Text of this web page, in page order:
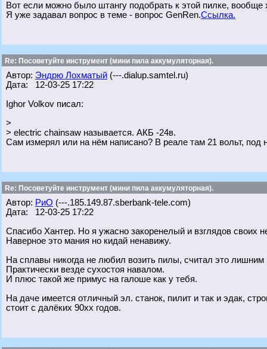
Вот если можно было штангу подобрать к этой пилке,
Я уже задавал вопрос в теме - вопрос GenRen.Ссылка.
Re: Посоветуйте инструмент (мини пила аккумуляторная).
Автор: Эндрю Лохматый (---.dialup.samtel.ru)
Дата: 12-03-25 17:22
Ighor Volkov писал:
>
> electric chainsaw называется. АКБ -24в.
Сам измерял или на нём написано? В реале там 21 вольт, под
Re: Посоветуйте инструмент (мини пила аккумуляторная).
Автор: РиО (---.185.149.87.sberbank-tele.com)
Дата: 12-03-25 17:22
Спасибо Хантер. Но я ужасно закоренелый и взглядов своих
Наверное это мания но кидай ненавижу.
На сплавы никогда не любил возить пилы, считал это
Практически везде сухостоя навалом.
И плюс такой же примус на галоше как у тебя.
На даче имеется отличный эл. станок, пилит и так и эдак,
стоит с далёких 90хх годов.